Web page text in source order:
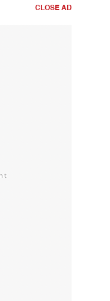
CLOSE AD